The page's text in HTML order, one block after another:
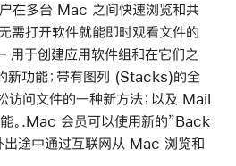
在多台 Mac 之间快速浏览和共
打开软件就能即时观看文件的
于创建应用软件组和在它们之
新功能；带有图列 (Stacks)的全
问文件的一种新方法；以及 Mail
。.Mac 会员可以使用新的”Back
途中通过互联网从 Mac 浏览和